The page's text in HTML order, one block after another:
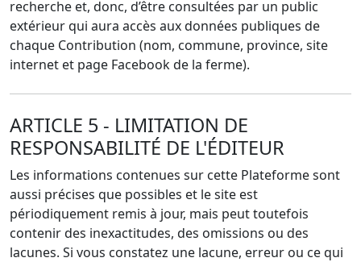
recherche et, donc, d’être consultées par un public
extérieur qui aura accès aux données publiques de
chaque Contribution (nom, commune, province, site
internet et page Facebook de la ferme).
ARTICLE 5 - LIMITATION DE
RESPONSABILITÉ DE L'ÉDITEUR
Les informations contenues sur cette Plateforme sont
aussi précises que possibles et le site est
périodiquement remis à jour, mais peut toutefois
contenir des inexactitudes, des omissions ou des
lacunes. Si vous constatez une lacune, erreur ou ce qui